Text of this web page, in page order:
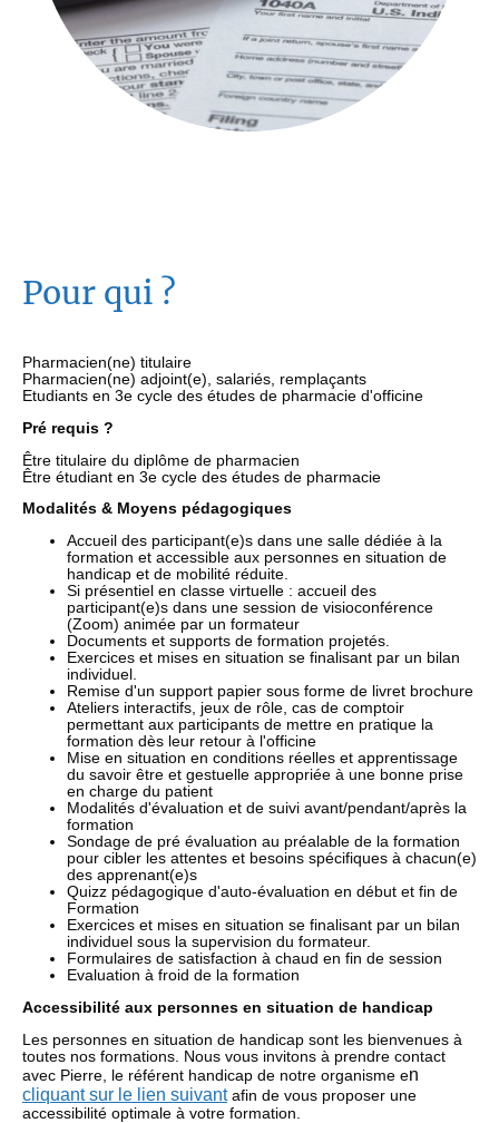
Pour qui ?
Pharmacien(ne) titulaire
Pharmacien(ne) adjoint(e), salariés, remplaçants
Etudiants en 3e cycle des études de pharmacie d'officine
Pré requis ?
Être titulaire du diplôme de pharmacien
Être étudiant en 3e cycle des études de pharmacie
Modalités & Moyens pédagogiques
Accueil des participant(e)s dans une salle dédiée à la
formation et accessible aux personnes en situation de
handicap et de mobilité réduite.
Si présentiel en classe virtuelle : accueil des
participant(e)s dans une session de visioconférence
(Zoom) animée par un formateur
Documents et supports de formation projetés.
Exercices et mises en situation se finalisant par un bilan
individuel.
Remise d'un support papier sous forme de livret brochure
Ateliers interactifs, jeux de rôle, cas de comptoir
permettant aux participants de mettre en pratique la
formation dès leur retour à l'officine
Mise en situation en conditions réelles et apprentissage
du savoir être et gestuelle appropriée à une bonne prise
en charge du patient
Modalités d'évaluation et de suivi avant/pendant/après la
formation
Sondage de pré évaluation au préalable de la formation
pour cibler les attentes et besoins spécifiques à chacun(e)
des apprenant(e)s
Quizz pédagogique d'auto-évaluation en début et fin de
Formation
Exercices et mises en situation se finalisant par un bilan
individuel sous la supervision du formateur.
Formulaires de satisfaction à chaud en fin de session
Evaluation à froid de la formation
Accessibilité aux personnes en situation de handicap
Les personnes en situation de handicap sont les bienvenues à
toutes nos formations. Nous vous invitons à prendre contact
avec Pierre, le référent handicap de notre organisme en
cliquant sur le lien suivantafin de vous proposer une
accessibilité optimale à votre formation.